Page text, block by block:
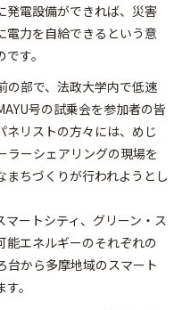
発電設備ができれば、災害
電力を自給できるという意
す。
部で、法政大学内で低速
号の試乗会を参加者の皆
ネリストの方々には、めじ
ラーシェアリングの現場を
まちづくりが行われようとし
ートシティ、グリーン・ス
能エネルギーのそれぞれの
台から多摩地域のスマート
。